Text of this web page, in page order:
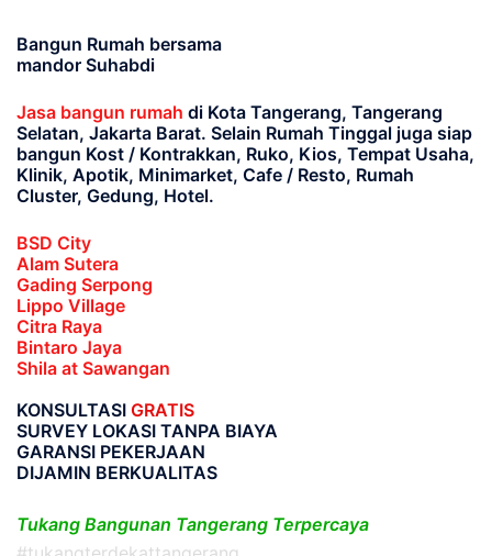
Bangun Rumah bersama
mandor Suhabdi
Jasa bangun rumah di Kota Tangerang, Tangerang
Selatan, Jakarta Barat. Selain Rumah Tinggal juga siap
bangun Kost / Kontrakkan, Ruko, Kios, Tempat Usaha,
Klinik, Apotik, Minimarket, Cafe / Resto, Rumah
Cluster, Gedung, Hotel.
BSD City
Alam Sutera
Gading Serpong
Lippo Village
Citra Raya
Bintaro Jaya
Shila at Sawangan
KONSULTASI GRATIS
SURVEY LOKASI TANPA BIAYA
GARANSI PEKERJAAN
DIJAMIN BERKUALITAS
Tukang Bangunan Tangerang Terpercaya